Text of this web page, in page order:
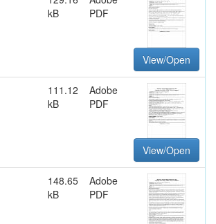
kB
PDF
View/Open
111.12
kB
Adobe
PDF
View/Open
148.65
kB
Adobe
PDF